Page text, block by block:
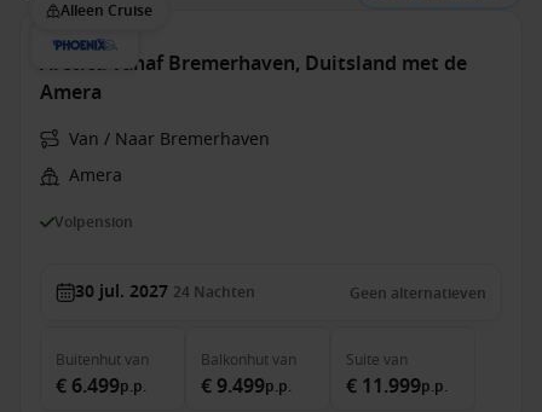
Alleen Cruise
Arctica vanaf Bremerhaven, Duitsland met de
Amera
Van / Naar Bremerhaven
Amera
Volpension
30 jul. 2027 24 Nachten Geen alternatieven
Buitenhutvan
€ 6.499p.p.
Balkonhutvan
€ 9.499p.p.
Suite van
€ 11.999p.p.